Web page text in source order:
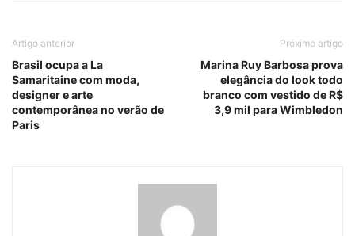
Artigo anterior
Brasil ocupa a La
Samaritaine com moda,
designer e arte
contemporânea no verão de
Paris
Próximo artigo
Marina Ruy Barbosa prova
elegância do look todo
branco com vestido de R$
3,9 mil para Wimbledon